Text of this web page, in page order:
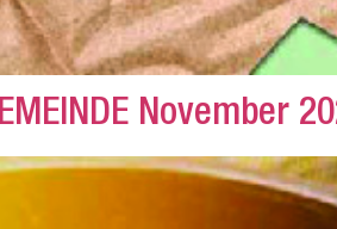
November